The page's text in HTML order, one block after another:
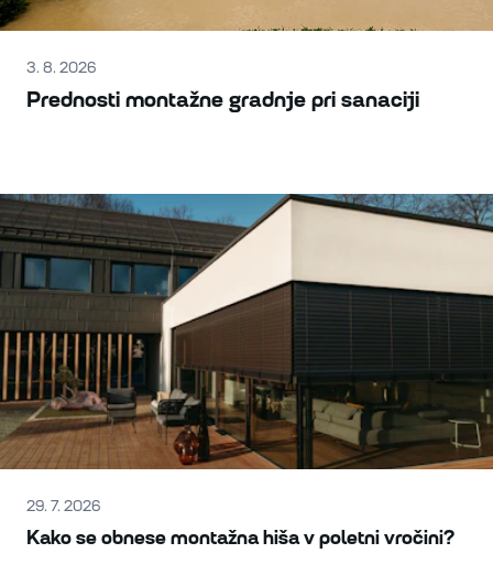
3. 8. 2026
Prednosti montažne gradnje pri sanaciji
29. 7. 2026
Kako se obnese montažna hiša v poletni vročini?